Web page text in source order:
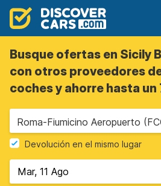
Busque ofertas en Sicily
con otros proveedores
coches y ahorre hasta un
Roma-Fiumicino Aeropuerto
Devolución en el mismo lugar